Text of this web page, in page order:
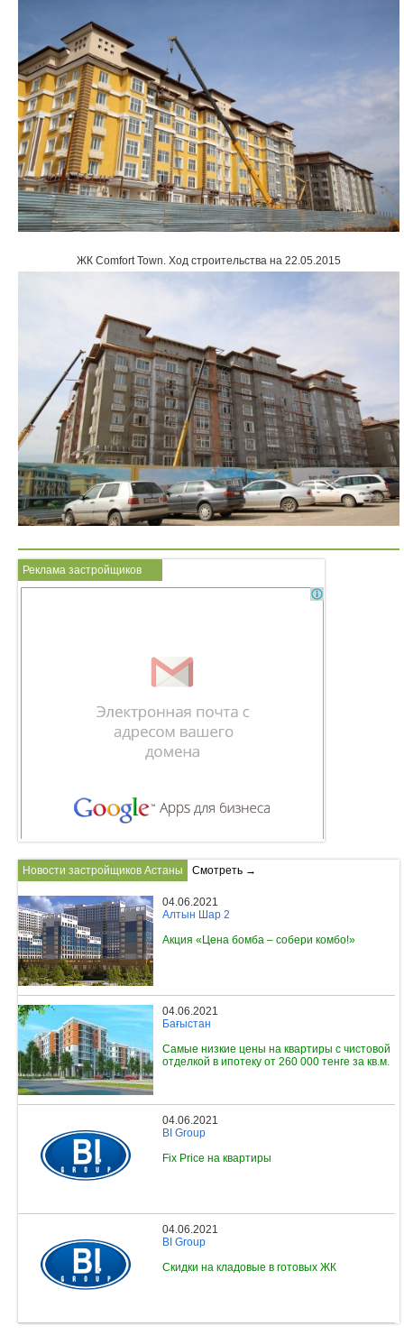
ЖК Comfort Town. Ход строительства на 22.05.2015
Реклама застройщиков
Новости застройщиков Астаны Смотреть →
04.06.2021
Алтын Шар 2
Акция «Цена бомба – собери комбо!»
04.06.2021
Бағыстан
Самые низкие цены на квартиры с чистовой
отделкой в ипотеку от 260 000 тенге за кв.м.
04.06.2021
BI Group
Fix Price на квартиры
04.06.2021
BI Group
Скидки на кладовые в готовых ЖК